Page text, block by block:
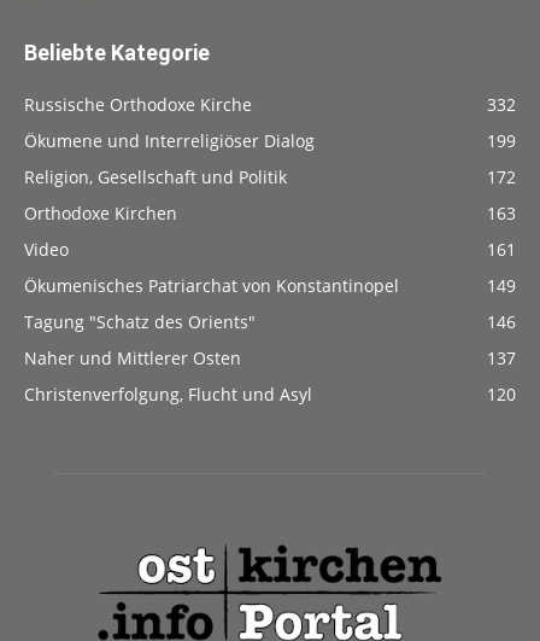
Beliebte Kategorie
Russische Orthodoxe Kirche
332
Ökumene und Interreligiöser Dialog
199
Religion, Gesellschaft und Politik
172
Orthodoxe Kirchen
163
Video
161
Ökumenisches Patriarchat von Konstantinopel
149
Tagung "Schatz des Orients"
146
Naher und Mittlerer Osten
137
Christenverfolgung, Flucht und Asyl
120